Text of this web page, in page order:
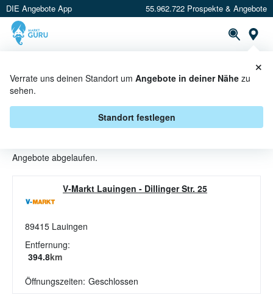
DIE Angebote App 55.962.722 Prospekte & Angebote
Verrate uns deinen Standort um Angebote in deiner Nähe zu
sehen.
Standort festlegen
×
WÄSCHENSTÄNDER ANGEBOTE &
AKTIONEN BEI V-MARKT
Angebote abgelaufen.
V-Markt Lauingen - Dillinger Str. 25
89415 Lauingen
Entfernung:
394.8km
Öffnungszeiten: Geschlossen